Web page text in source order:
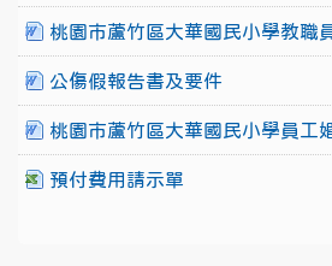
桃園市蘆竹區大華國民小學教職
公傷假報告書及要件
桃園市蘆竹區大華國民小學員工
預付費用請示單